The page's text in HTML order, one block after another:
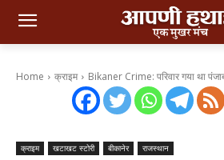
Home क्राइम Bikaner Crime: परिवार गया था
क्राइम खटाखट स्टोरी बीकानेर राजस्थान